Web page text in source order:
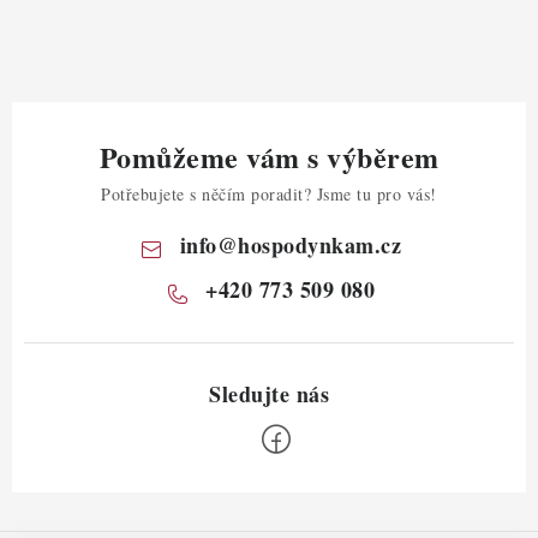
Pomůžeme vám s výběrem
Potřebujete s něčím poradit? Jsme tu pro vás!
info@hospodynkam.cz
+420 773 509 080